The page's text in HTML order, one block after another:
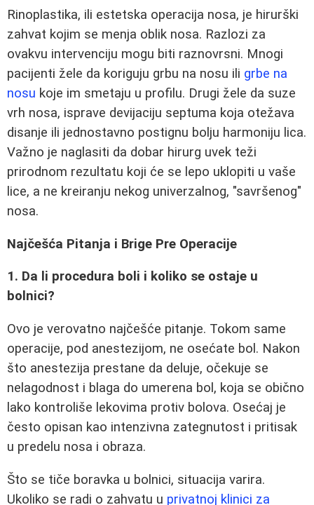
Rinoplastika, ili estetska operacija nosa, je hirurški
zahvat kojim se menja oblik nosa. Razlozi za
ovakvu intervenciju mogu biti raznovrsni. Mnogi
pacijenti žele da koriguju grbu na nosu ili grbe na
nosu koje im smetaju u profilu. Drugi žele da suze
vrh nosa, isprave devijaciju septuma koja otežava
disanje ili jednostavno postignu bolju harmoniju lica.
Važno je naglasiti da dobar hirurg uvek teži
prirodnom rezultatu koji će se lepo uklopiti u vaše
lice, a ne kreiranju nekog univerzalnog, "savršenog"
nosa.
Najčešća Pitanja i Brige Pre Operacije
1. Da li procedura boli i koliko se ostaje u
bolnici?
Ovo je verovatno najčešće pitanje. Tokom same
operacije, pod anestezijom, ne osećate bol. Nakon
što anestezija prestane da deluje, očekuje se
nelagodnost i blaga do umerena bol, koja se obično
lako kontroliše lekovima protiv bolova. Osećaj je
često opisan kao intenzivna zategnutost i pritisak
u predelu nosa i obraza.
Što se tiče boravka u bolnici, situacija varira.
Ukoliko se radi o zahvatu u privatnoj klinici za